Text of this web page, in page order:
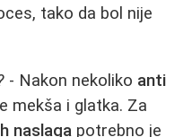
tako da bol nije
- Nakon nekoliko anti
mekša i glatka. Za
naslaga potrebno je